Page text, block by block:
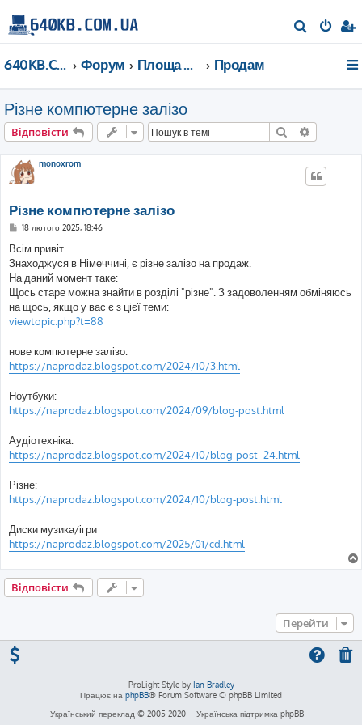
о
640KB.COM.UA Форум Площа Ринок Продам
Різне компютерне залізо
Відповісти Пошук
monoxrom
Різне компютерне залізо
П
в
і
д
о
м
л
е
н
н
18 лютого 2025, 18:46
Всім привіт
Знаходжуся в Німеччині, є різне залізо на продаж.
На даний момент таке:
Щось старе можна знайти в розділі "різне". З задоволенням обміняюсь
на щось, якщо у вас є з цієї теми:
viewtopic.php?t=88
нове компютерне залізо:
https://naprodaz.blogspot.com/2024/10/3.html
Ноутбуки:
https://naprodaz.blogspot.com/2024/09/blog-post.html
Аудіотехніка:
https://naprodaz.blogspot.com/2024/10/blog-post_24.html
Різне:
https://naprodaz.blogspot.com/2024/10/blog-post.html
Диски музика/ігри
https://naprodaz.blogspot.com/2025/01/cd.html
Відповісти
Перейти
ProLight Style by Ian Bradley
Працює на phpBB® Forum Software © phpBB Limited
Український переклад © 2005-2020
Українська підтримка phpBB